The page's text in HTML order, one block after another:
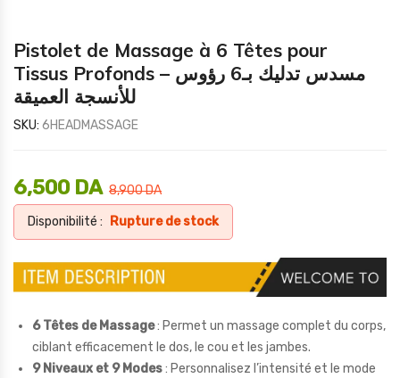
Pistolet de Massage à 6 Têtes pour
Tissus Profonds – مسدس تدليك بـ6 رؤوس
للأنسجة العميقة
SKU: 6HEADMASSAGE
8,900DA
6,500 DA
Disponibilité : Rupture de stock
6 Têtes de Massage: Permet un massage complet du corps,
ciblant efficacement le dos, le cou et les jambes.
9 Niveaux et 9 Modes: Personnalisez l’intensité et le mode